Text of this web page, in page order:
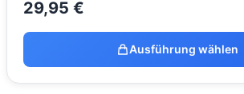
29,95 €
Ausführung wählen